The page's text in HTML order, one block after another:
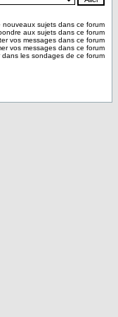
nouveaux sujets dans ce forum
aux sujets dans ce forum
vos messages dans ce forum
vos messages dans ce forum
dans les sondages de ce forum